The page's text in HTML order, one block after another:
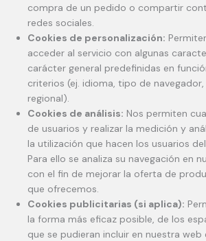
compra de un pedido o compartir
redes sociales.
Cookies de personalización:
acceder al servicio con algunas
carácter general predefinidas en
criterios (ej. idioma, tipo de
regional).
Cookies de análisis: Nos permiten
de usuarios y realizar la medición y
la utilización que hacen los usuarios
Para ello se analiza su navegación en
con el fin de mejorar la oferta de
que ofrecemos.
Cookies publicitarias (si aplica):
la forma más eficaz posible, de los
que se pudieran incluir en nuestra